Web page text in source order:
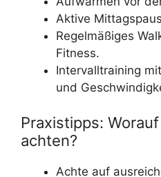
Aktive
Regelmäßiges
Fitness.
Intervalltraining
und
Praxistipps:
achten?
Achte auf